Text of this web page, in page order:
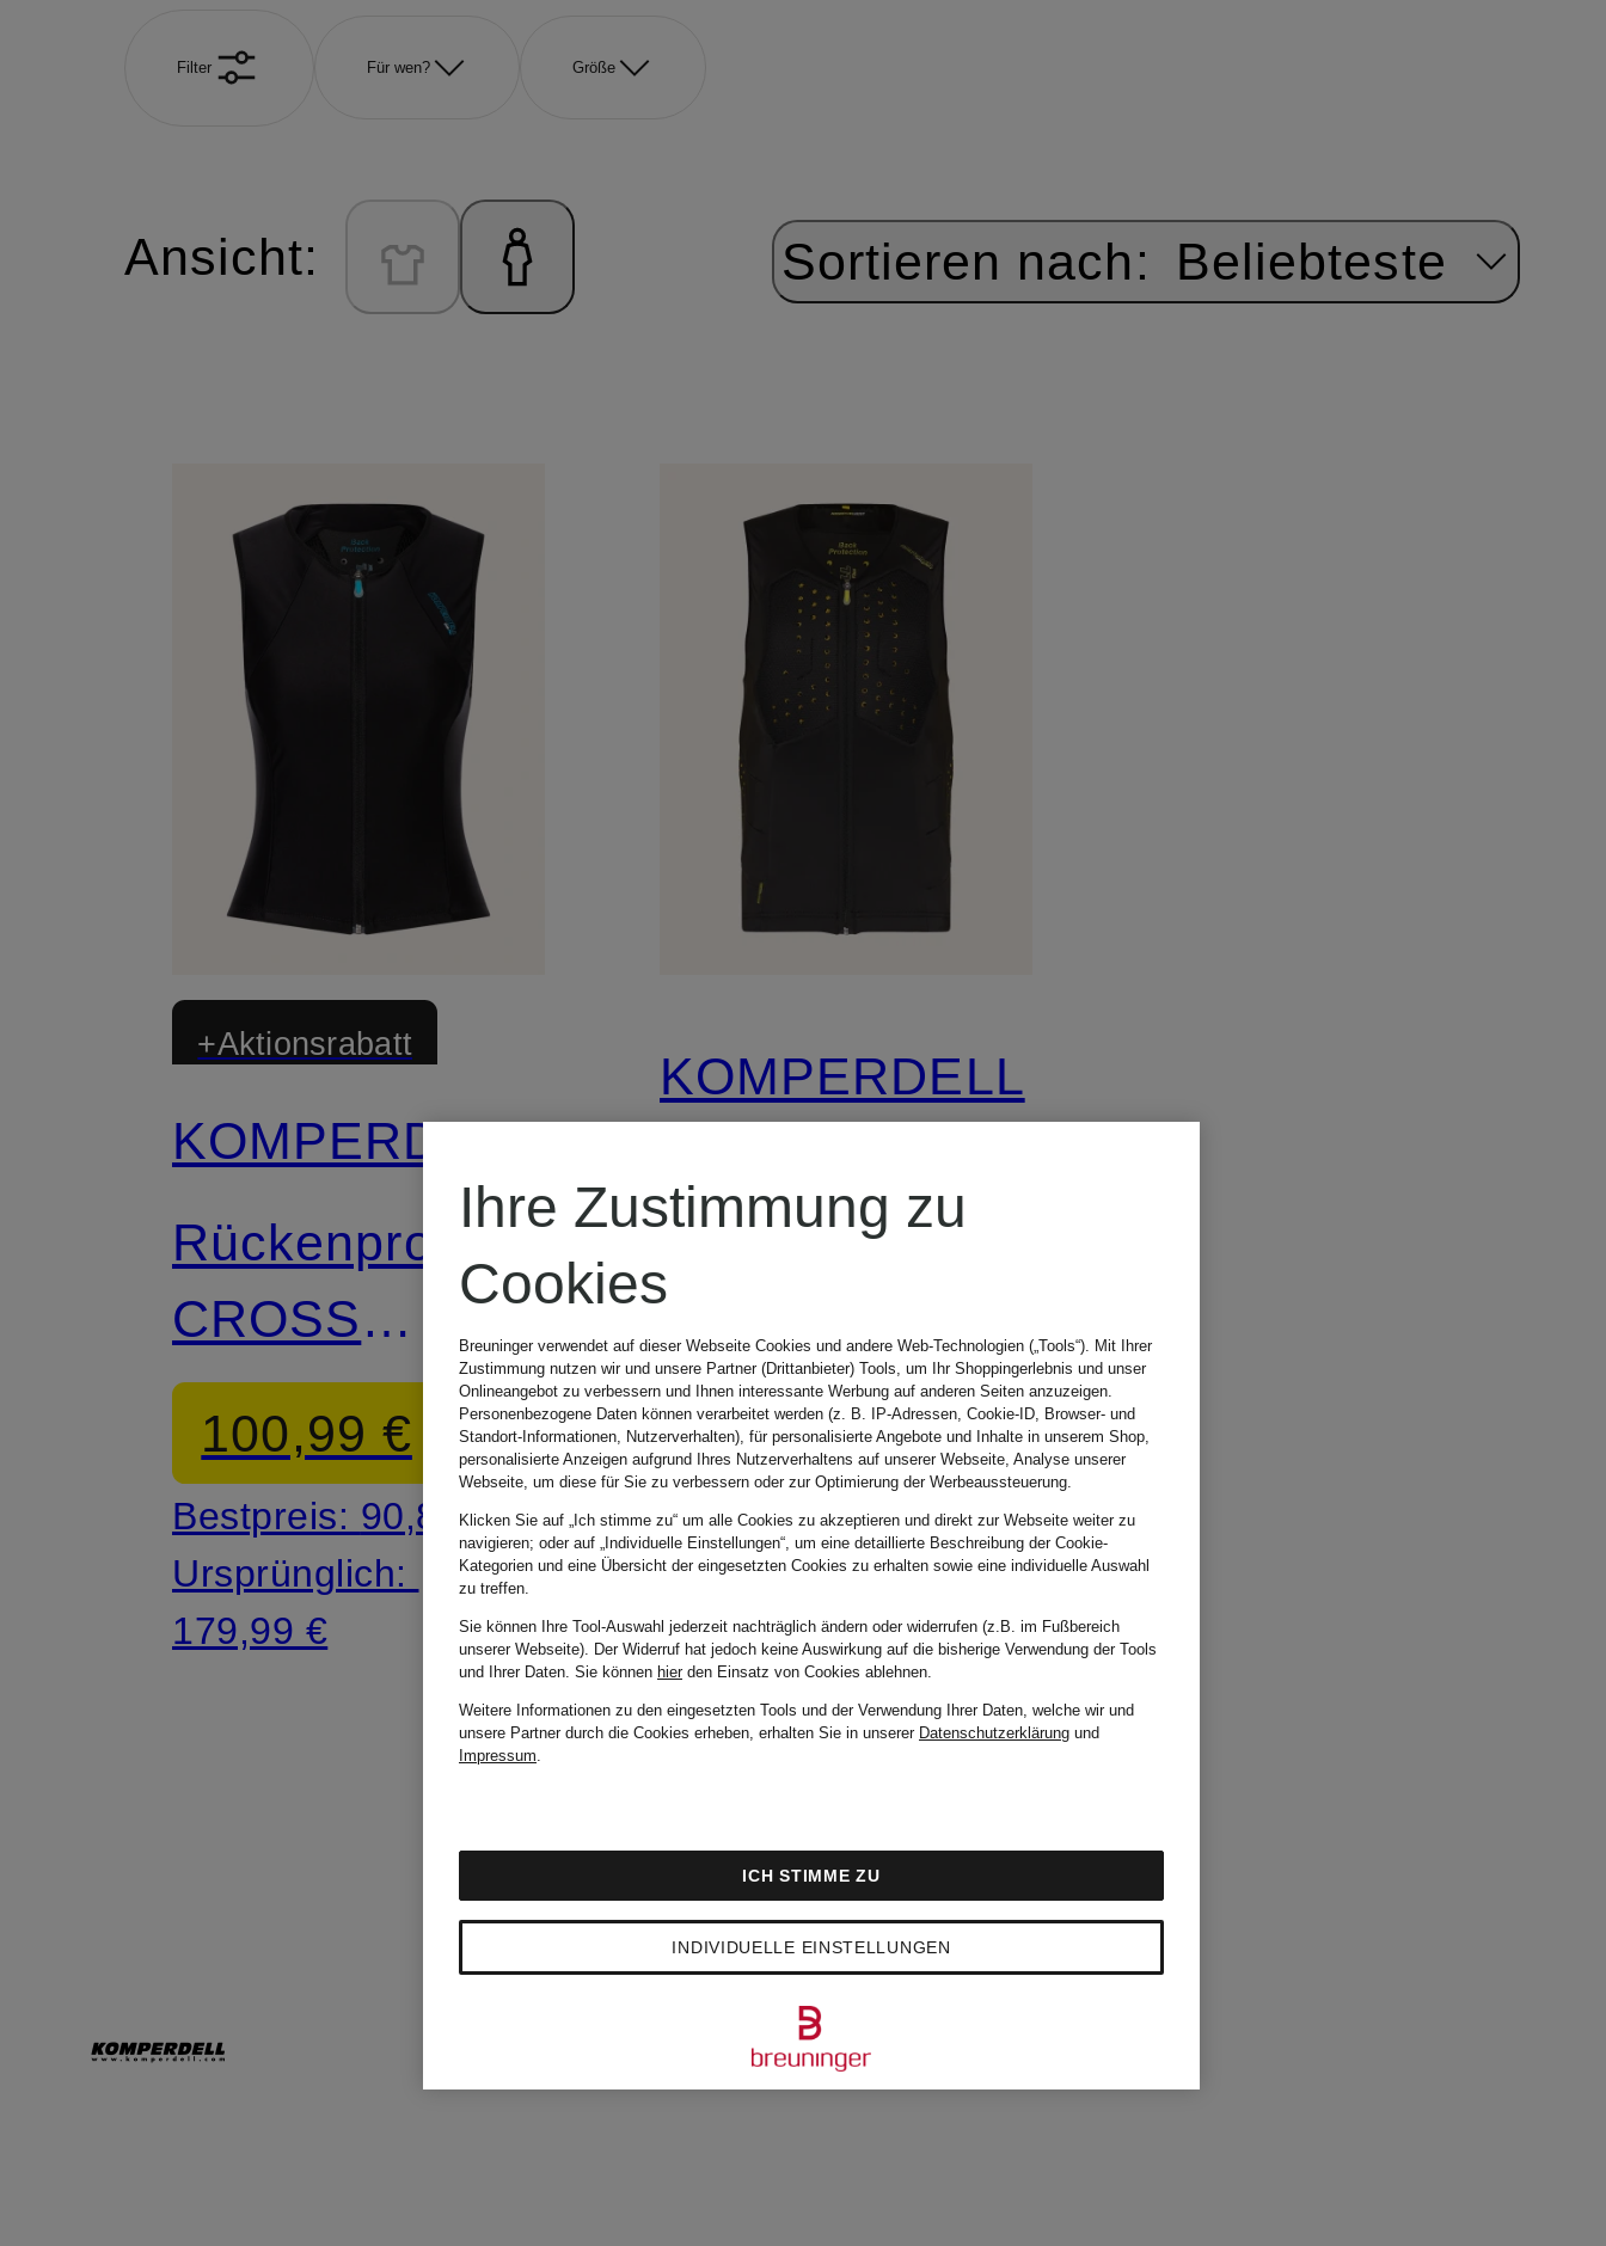
Filter Für wen? Größe
Ansicht: Sortieren nach: Beliebteste
+Aktionsrabatt
KOMPERDELL
Rückenprotektor
CROSS
SUPER ECO
100,99 €
Bestpreis: 90,89 €
Ursprünglich:
179,99 €
KOMPERDELL
Rückenprotektor
ARMOUR
VEST
199,99 €
Ihre Zustimmung zu
Cookies
Breuninger verwendet auf dieser Webseite Cookies und andere Web-Technologien („Tools“). Mit Ihrer
Zustimmung nutzen wir und unsere Partner (Drittanbieter) Tools, um Ihr Shoppingerlebnis und unser
Onlineangebot zu verbessern und Ihnen interessante Werbung auf anderen Seiten anzuzeigen.
Personenbezogene Daten können verarbeitet werden (z. B. IP-Adressen, Cookie-ID, Browser- und
Standort-Informationen, Nutzerverhalten), für personalisierte Angebote und Inhalte in unserem Shop,
personalisierte Anzeigen aufgrund Ihres Nutzerverhaltens auf unserer Webseite, Analyse unserer
Webseite, um diese für Sie zu verbessern oder zur Optimierung der Werbeaussteuerung.
Klicken Sie auf „Ich stimme zu“ um alle Cookies zu akzeptieren und direkt zur Webseite weiter zu
navigieren; oder auf „Individuelle Einstellungen“, um eine detaillierte Beschreibung der Cookie-
Kategorien und eine Übersicht der eingesetzten Cookies zu erhalten sowie eine individuelle Auswahl
zu treffen.
Sie können Ihre Tool-Auswahl jederzeit nachträglich ändern oder widerrufen (z.B. im Fußbereich
unserer Webseite). Der Widerruf hat jedoch keine Auswirkung auf die bisherige Verwendung der Tools
und Ihrer Daten. Sie können hierden Einsatz von Cookies ablehnen.
Weitere Informationen zu den eingesetzten Tools und der Verwendung Ihrer Daten, welche wir und
unsere Partner durch die Cookies erheben, erhalten Sie in unserer Datenschutzerklärung und
Impressum.
INDIVIDUELLE EINSTELLUNGEN
ICH STIMME ZU